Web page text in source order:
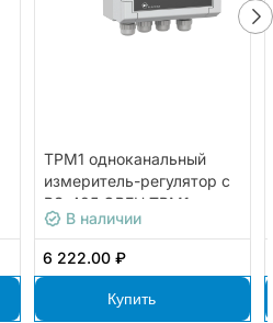
ТРМ1 одноканальный
измеритель-регулятор с
RS-485 ОВЕН ТРМ1-
Д.У2.У
В наличии
6 222.00 ₽
Купить